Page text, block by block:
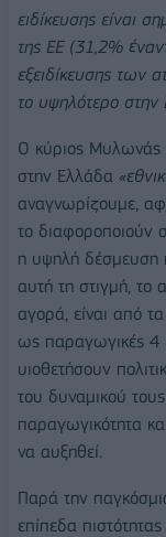
ειδίκευσης είναι
της ΕΕ (31,2%
εξειδίκευσης των
το υψηλότερο στην
Ο κύριος Μυλωνάς
στην Ελλάδα
αναγνωρίζουμε,
το διαφοροποιούν
η υψηλή δέσμευση
αυτή τη στιγμή, το
αγορά, είναι από
ως παραγωγικές 4
υιοθετήσουν
του δυναμικού
παραγωγικότητα
να αυξηθεί.
Παρά την
επίπεδα